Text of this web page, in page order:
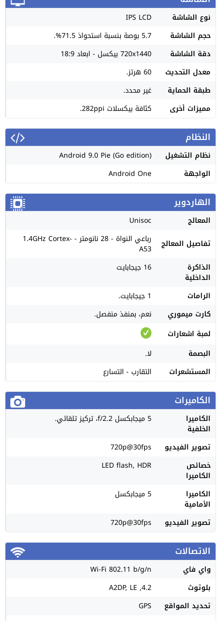
نوع الشاشة
IPS LCD
حجم الشاشة
5.7 بوصة بنسبة استحواذ 71.5%.
دقة الشاشة
720x1440 بيكسل - ابعاد 18:9
معدل التحديث
60 هرتز.
طبقة الحماية
غير محدد.
مميزات أخرى
كثافة بيكسلات 282ppi.
النظام
نظام التشغيل
Android 9.0 Pie (Go edition)
الواجهة
Android One
الهاردوير
المعالج
Unisoc
تفاصيل المعالج
رباعي النواة - 28 نانومتر - 1.4GHz Cortex-
A53
الذاكرة
الداخلية
16 جيجابايت
الرامات
1 جيجابايت.
كارت ميموري
نعم، بمنفذ منفصل.
لمبة اشعارات
البصمة
لا.
المستشعرات
التقارب - التسارع
الكاميرات
الكاميرا
الخلفية
5 ميجابكسل f/2.2، تركيز تلقائي.
تصوير الفيديو
720p@30fps
خصائص
الكاميرا
LED flash, HDR
الكاميرا
الأمامية
5 ميجابكسل
تصوير الفيديو 720p@30fps
الاتصالات
واي فاي
Wi-Fi 802.11 b/g/n
بلوتوث
4.2, A2DP, LE
تحديد المواقع
GPS